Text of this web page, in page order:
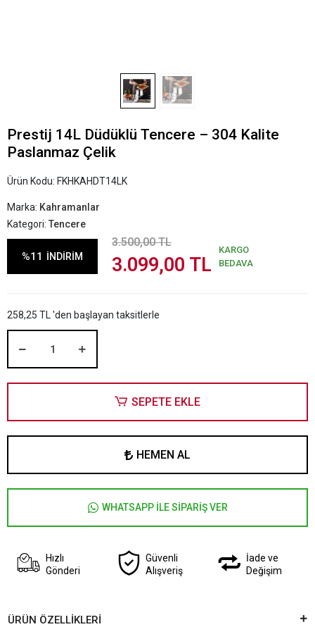
Prestij 14L Düdüklü Tencere – 304 Kalite
Paslanmaz Çelik
Ürün Kodu: FKHKAHDT14LK
Marka: Kahramanlar
Kategori: Tencere
%11 İNDİRİM
3.500,00 TL
3.099,00 TL
KARGO
BEDAVA
258,25 TL 'den başlayan taksitlerle
SEPETE EKLE
HEMEN AL
WHATSAPP İLE SİPARİŞ VER
Hızlı
Gönderi
Güvenli
Alışveriş
İade ve
Değişim
ÜRÜN ÖZELLİKLERİ